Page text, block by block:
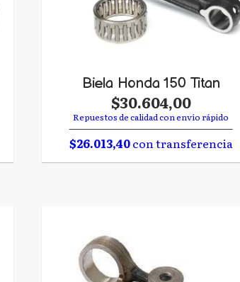
Biela Honda 150 Titan
$30.604,00
Repuestos de calidad con envío rápido
$26.013,40con transferencia